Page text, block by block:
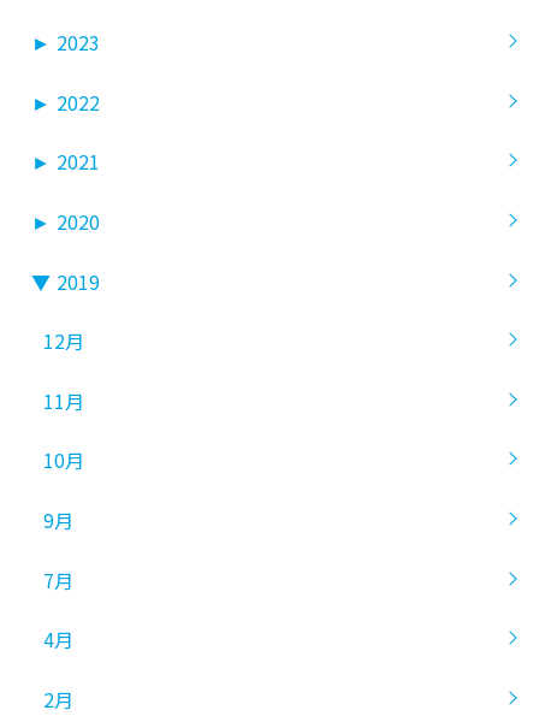
► 2023
► 2022
► 2021
► 2020
▼ 2019
12月
11月
10月
9月
7月
4月
2月